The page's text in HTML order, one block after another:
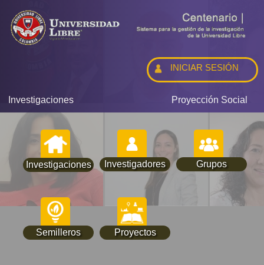
Investigaciones Proyección Social
Investigaciones Investigadores Grupos
Semilleros Proyectos
INICIAR SESIÓN